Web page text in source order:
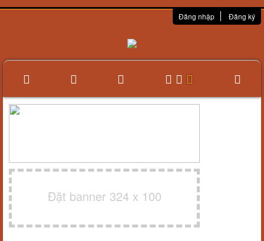
Đăng nhập Đăng ký
Đặt banner 324 x 100